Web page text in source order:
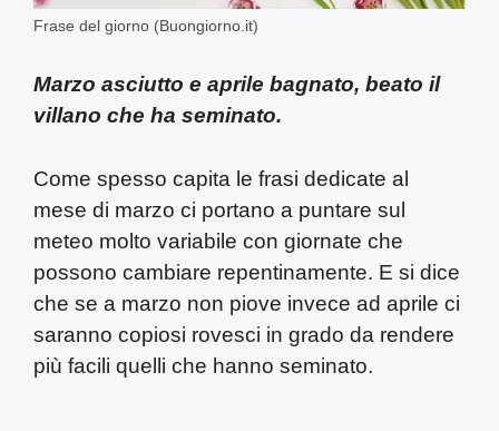
Frase del giorno (Buongiorno.it)
Marzo asciutto e aprile bagnato, beato il
villano che ha seminato.
Come spesso capita le frasi dedicate al
mese di marzo ci portano a puntare sul
meteo molto variabile con giornate che
possono cambiare repentinamente. E si dice
che se a marzo non piove invece ad aprile ci
saranno copiosi rovesci in grado da rendere
più facili quelli che hanno seminato.